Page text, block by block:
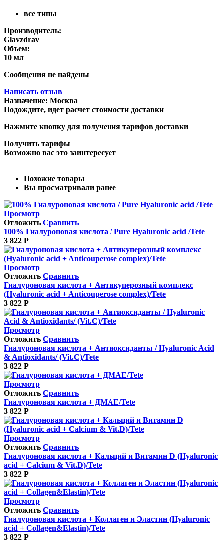
все типы
Производитель:
Glavzdrav
Объем:
10 мл
Сообщения не найдены
Написать отзыв
Назначение: Москва
Подождите, идет расчет стоимости доставки
Нажмите кнопку для получения тарифов доставки
Получить тарифы
Возможно вас это заинтересует
Похожие товары
Вы просматривали ранее
Просмотр
Отложить Сравнить
100% Гиалуроновая кислота / Pure Hyaluronic acid /Tete
3 822 Р
Просмотр
Отложить Сравнить
Гиалуроновая кислота + Антикуперозный комплекс
(Hyaluronic acid + Anticouperose complex)/Tete
3 822 Р
Просмотр
Отложить Сравнить
Гиалуроновая кислота + Антиоксиданты / Hyaluronic Acid
& Antioxidants/ (Vit.C)/Tete
3 822 Р
Просмотр
Отложить Сравнить
Гиалуроновая кислота + ДМАЕ/Tete
3 822 Р
Просмотр
Отложить Сравнить
Гиалуроновая кислота + Кальций и Витамин D (Hyaluronic
acid + Calcium & Vit.D)/Tete
3 822 Р
Просмотр
Отложить Сравнить
Гиалуроновая кислота + Коллаген и Эластин (Hyaluronic
acid + Collagen&Elastin)/Tete
3 822 Р